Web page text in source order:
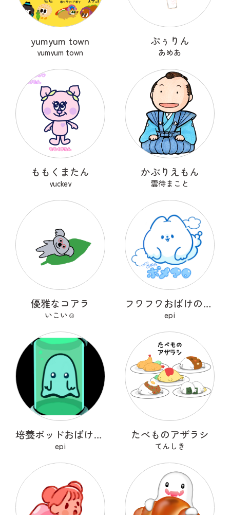
yumyum town
yumyum town
ぷぅりん
あめあ
ももくまたん
yuckey
かぶりえもん
雲待まこと
優雅なコアラ
いこい☺︎
フワフワおばけのポメマロ
epi
培養ポッドおばけ フライトン
epi
たべものアザラシ
てんしき